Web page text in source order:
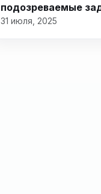
подозреваемые
31 июля, 2025